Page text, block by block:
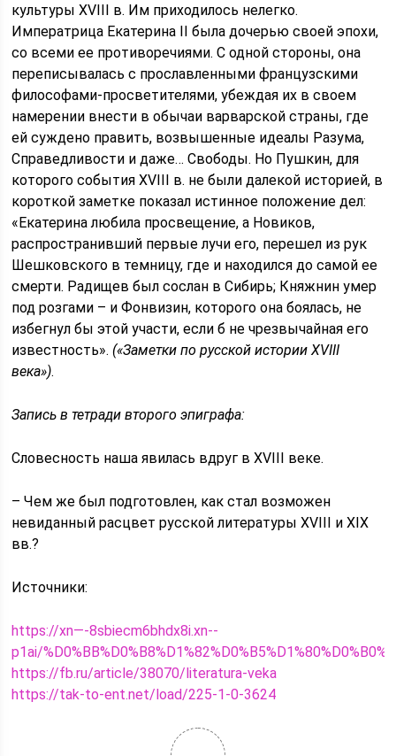
культуры XVIII в. Им приходилось нелегко.
Императрица Екатерина II была дочерью своей эпохи,
со всеми ее противоречиями. С одной стороны, она
переписывалась с прославленными французскими
философами-просветителями, убеждая их в своем
намерении внести в обычаи варварской страны, где
ей суждено править, возвышенные идеалы Разума,
Справедливости и даже… Свободы. Но Пушкин, для
которого события XVIII в. не были далекой историей, в
короткой заметке показал истинное положение дел:
«Екатерина любила просвещение, а Новиков,
распространивший первые лучи его, перешел из рук
Шешковского в темницу, где и находился до самой ее
смерти. Радищев был сослан в Сибирь; Княжнин умер
под розгами – и Фонвизин, которого она боялась, не
избегнул бы этой участи, если б не чрезвычайная его
известность». («Заметки по русской истории XVIII
века»).
Запись в тетради второго эпиграфа:
Словесность наша явилась вдруг в XVIII веке.
– Чем же был подготовлен, как стал возможен
невиданный расцвет русской литературы XVIII и XIX
вв.?
Источники:
https://xn—-8sbiecm6bhdx8i.xn--
p1ai/
https://fb.ru/article/38070/literatura-veka
https://tak-to-ent.net/load/225-1-0-3624